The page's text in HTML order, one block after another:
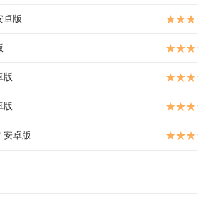
卓版
版
版
安卓版